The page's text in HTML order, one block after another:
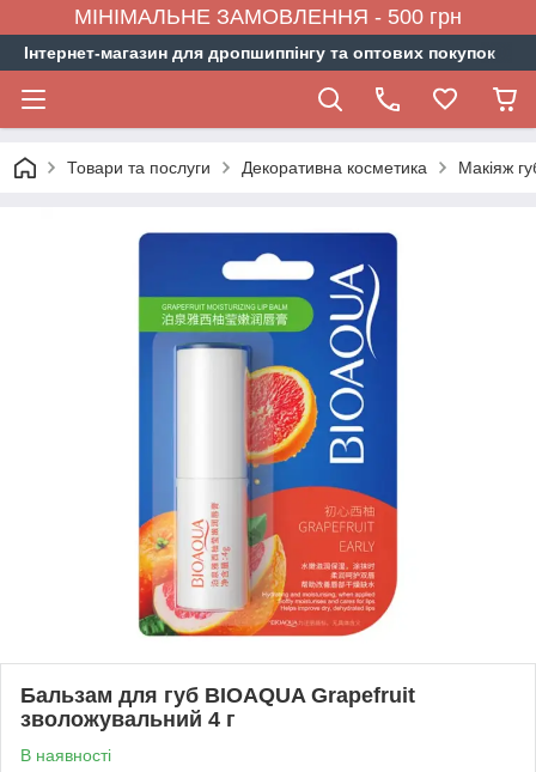
МІНІМАЛЬНЕ ЗАМОВЛЕННЯ - 500 грн
Інтернет-магазин для дропшиппінгу та оптових покупок
Товари та послуги Декоративна косметика Макіяж
Бальзам для губ BIOAQUA Grapefruit
зволожувальний 4 г
В наявності